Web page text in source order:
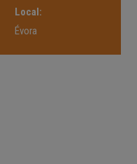
Local:
Évora